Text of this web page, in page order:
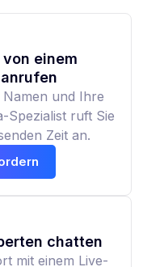
einem
und Ihre
Spezialist ruft Sie
Zeit an.
chatten
mit einem Live-